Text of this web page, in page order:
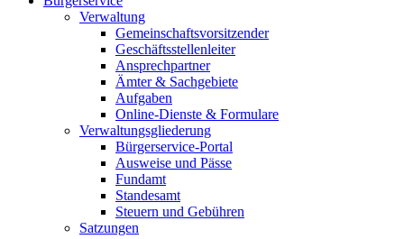
Verwaltung
Gemeinschaftsvorsitzender
Geschäftsstellenleiter
Ansprechpartner
Ämter & Sachgebiete
Aufgaben
Online-Dienste & Formulare
Verwaltungsgliederung
Bürgerservice-Portal
Ausweise und Pässe
Fundamt
Standesamt
Steuern und Gebühren
Satzungen